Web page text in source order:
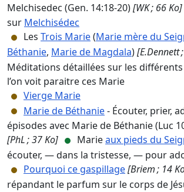
Melchisedec (Gen. 14:18-20)[WK ; 66 Ko]
sur Melchisédec
Les Trois Marie(Marie mère du
Béthanie, Marie de Magdala)[E.Dennett
Méditations détaillées sur les
l’on voit paraitre ces Marie
Vierge Marie
Marie de Béthanie- Écouter, prier,
épisodes avec Marie de Béthanie (Luc
[PhL ; 37 Ko]
Marieaux pieds du
écouter, — dans la tristesse, — pour
Pourquoi ce gaspillage[Briem ; 14
répandant le parfum sur le corps de